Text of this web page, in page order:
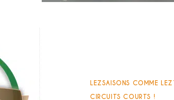
LEZSAISONS COMME
CIRCUITS COURTS !